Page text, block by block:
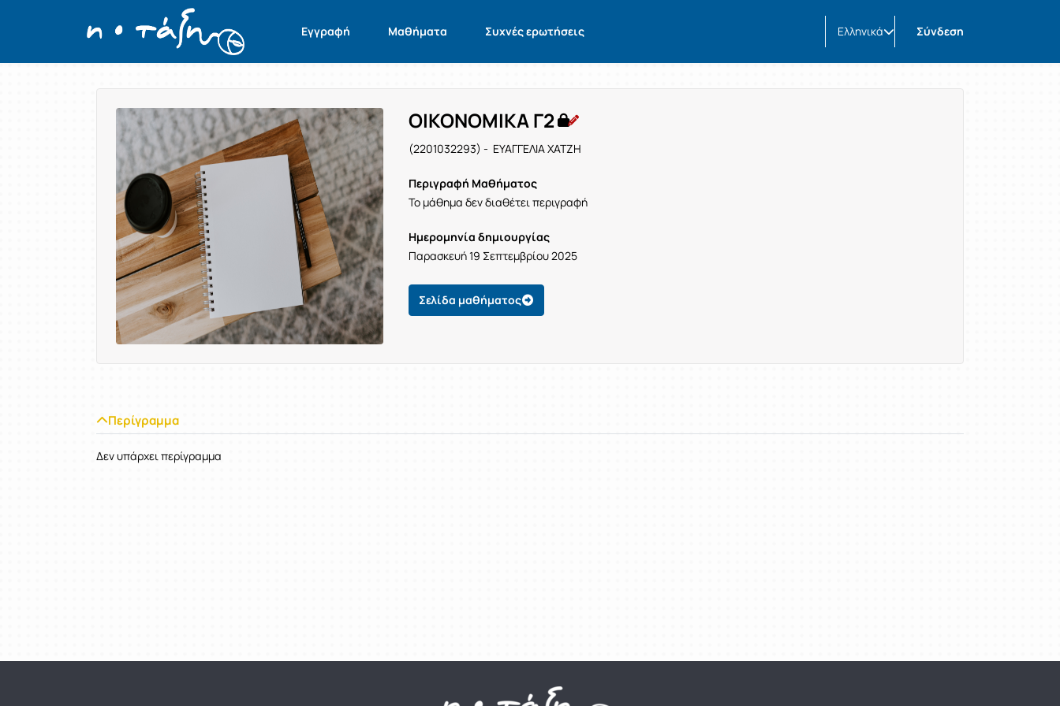
Εγγραφή Μαθήματα Συχνές ερωτήσεις Ελληνικά Σύνδεση
Παρουσίαση/Προβολή
ΟΙΚΟΝΟΜΙΚΑ Γ2
(2201032293) - ΕΥΑΓΓΕΛΙΑ ΧΑΤΖΗ
Περιγραφή Μαθήματος
Το μάθημα δεν διαθέτει περιγραφή
Ημερομηνία δημιουργίας
Παρασκευή 19 Σεπτεμβρίου 2025
Σελίδα μαθήματος
Περίγραμμα
Δεν υπάρχει περίγραμμα